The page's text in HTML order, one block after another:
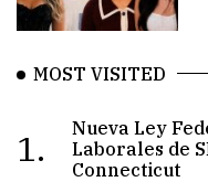
MOST VISITED
1.
Nueva Ley
Laborales de
Connecticut